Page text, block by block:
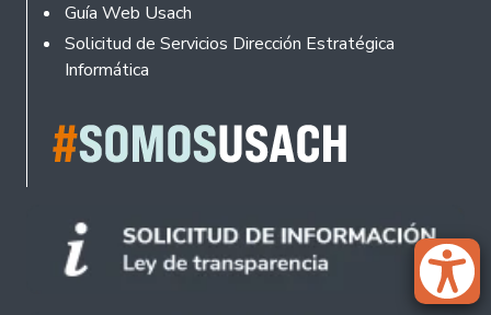
Guía Web Usach
Solicitud de Servicios Dirección Estratégica
Informática